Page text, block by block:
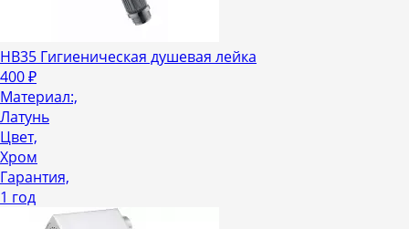
HB35 Гигиеническая душевая лейка
400₽
Материал:,
Латунь
Цвет,
Хром
Гарантия,
1 год